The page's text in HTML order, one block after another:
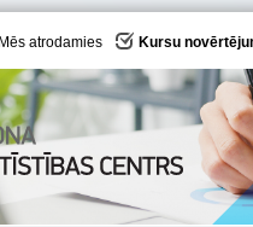
Mēs atrodamies Kursu